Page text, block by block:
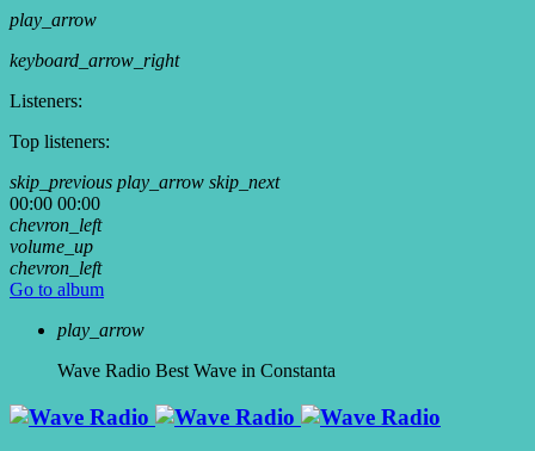
play_arrow
keyboard_arrow_right
Listeners:
Top listeners:
skip_previous play_arrow skip_next
00:00 00:00
chevron_left
volume_up
chevron_left
Go to album
play_arrow
Wave Radio Best Wave in Constanta